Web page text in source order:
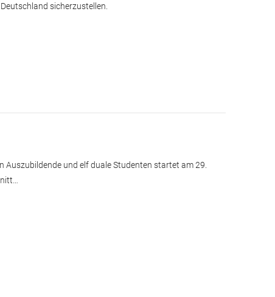
sicherzustellen.
Auszubildende und elf duale Studenten startet am 29.